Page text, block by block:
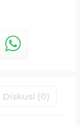
Diskusi (0)